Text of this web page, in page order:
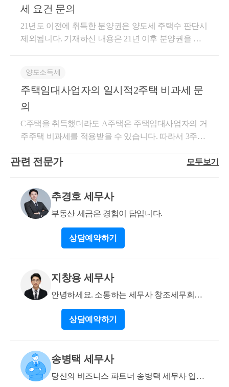
이아니고 A주택 완공일을 취득시점으로 보아야합니
당첨되어야( 1년이 지난시점에) 1세대 2주택 요건이 충
족된다고 볼수 있습니다.
세 요건 문의
21년도 이전에 취득한 분양권은 양도세 주택수 판단시
제외됩니다. 기재하신 내용은 21년 이후 분양권을 취
기가 되는 것입니다. 또한, 신규주택인 B 계약금 지불
시점에 비조정지역이기 때문에 신규주택 취득일로부
터 3년 이내 기존주택을 양도하시면 비과세 가능합니
월 가정) 이내 A주택을 양도할 경우, 일시적 2주택 양
도소득세 비과세 가능합니다. 도움이 되셨길 바랍니
양도소득세
주택임대사업자의 일시적2주택 비과세 문
의
C주택을 취득했더라도 A주택은 주택임대사업자의 거
주주택 비과세를 적용받을 수 있습니다. 따라서 3주택
거주한 A주택을 양도한다면 일시적 2주택 양도세 비
참고로 A주택은 2년 이상 거주요건을 충족하지 못했
더라도 아래의 상생임대요건을 충족하면 2년 이상 거
주한 것으로 보아 마찬가지로 B주택 취득일로부터 3
년 이내에 양도한다면 주택임대사업자의 거주주택 비
과세가 가능합니다. 이에 대해서 자세하게 작성한 글
이니 참고하시면 됩니다. https://blog.naver.com/cta_moon
료를 5%이내 인상하면서 2년이상 임대 2) '직전계약'이
란 신규주택 취득 이후, 임차인과 본인이 직접 계약하
고 1년 6개월 이상 임대할 것 3) '21.12.20 ~ '24.12.31까
지 갱신하는 임대부터 적용 참고로 C임대주택은 반드
시 아래 요건을 충족하셔야만 A주택의 거주주택 비과
기준시가 6억원(수도권 외의 지역은 3억원)이하 2. 의
무임대기간 준수 - 2020. 07. 10 이전 등록 : 단기임대주
택 or 장기임대주택 등록 + 5년 이상 임대 - 2020. 07. 11
관련 전문가 모두보기
추경호 세무사
부동산 세금은 경험이 답입니다.
상담예약하기
지창용 세무사
안녕하세요. 소통하는 세무사 창조세무회계
입니다.
상담예약하기
송병택 세무사
당신의 비즈니스 파트너 송병택 세무사 입니